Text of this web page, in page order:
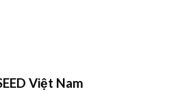
Việt Nam